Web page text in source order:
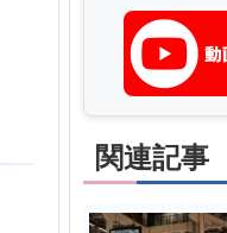
関連記事